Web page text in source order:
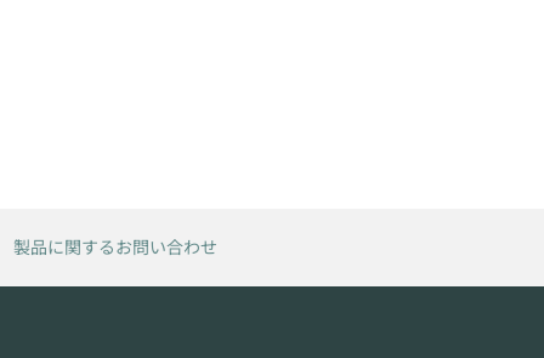
製品に関するお問い合わせ